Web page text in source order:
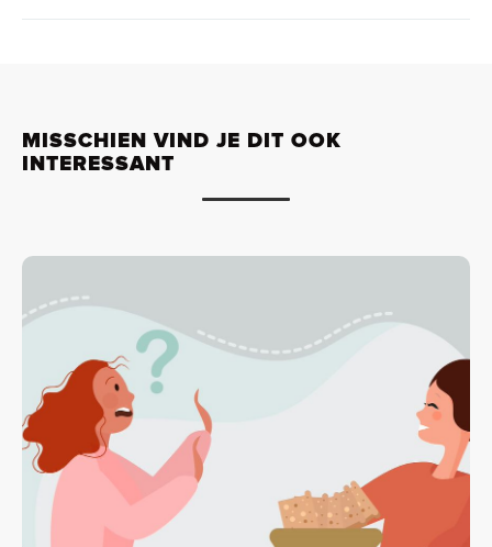
MISSCHIEN VIND JE DIT OOK
INTERESSANT